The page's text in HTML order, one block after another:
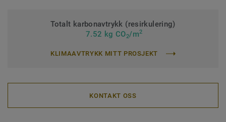
Totalt karbonavtrykk (resirkulering)
7.52 kg CO2/m2
KLIMAAVTRYKK MITT PROSJEKT
KONTAKT OSS